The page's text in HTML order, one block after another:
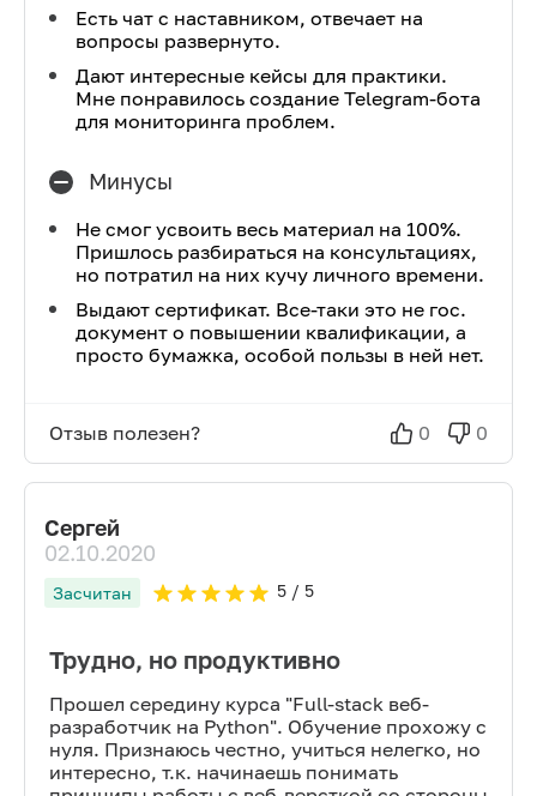
Есть чат с наставником, отвечает на
вопросы развернуто.
Дают интересные кейсы для практики.
Мне понравилось создание Telegram-бота
для мониторинга проблем.
Минусы
Не смог усвоить весь материал на 100%.
Пришлось разбираться на консультациях,
но потратил на них кучу личного времени.
Выдают сертификат. Все-таки это не гос.
документ о повышении квалификации, а
просто бумажка, особой пользы в ней нет.
Отзыв полезен? 0 0
Сергей
02.10.2020
Засчитан 5/ 5
Трудно, но продуктивно
Прошел середину курса "Full-stack веб-
разработчик на Python". Обучение прохожу с
нуля. Признаюсь честно, учиться нелегко, но
интересно, т.к. начинаешь понимать